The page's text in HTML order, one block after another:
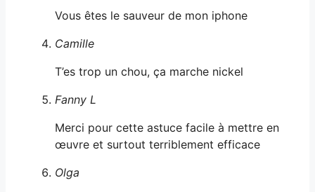
Vous êtes le sauveur de mon iphone
Camille
T’es trop un chou, ça marche nickel
Fanny L
Merci pour cette astuce facile à mettre en
œuvre et surtout terriblement efficace
Olga